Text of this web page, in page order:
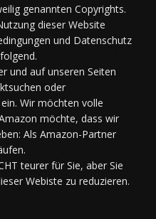
genannten Copyrights.
dieser Website
und Datenschutz
und auf unseren Seiten
oder
Wir möchten volle
möchte, dass wir
Als Amazon-Partner
teurer für Sie, aber Sie
Webiste zu reduzieren.